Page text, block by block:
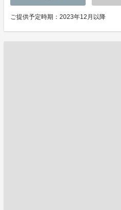
ご提供予定時期：2023年12月以降